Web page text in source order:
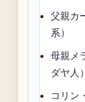
父親カ
系）
母親メ
ダヤ人）
コリン